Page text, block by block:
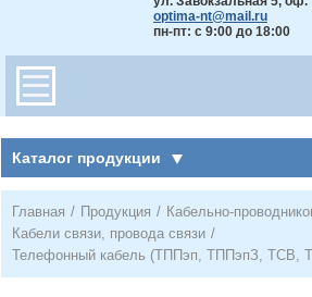
optima-nt@mail.ru
пн-пт: с 9:00 до 18:00
Каталог продукции
Главная / Продукция / Кабельно-
Кабели связи, провода связи /
Телефонный кабель (ТППэп, ТППэпЗ, ТСВ,